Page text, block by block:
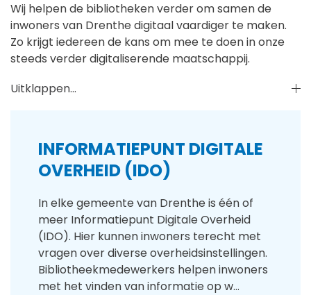
Wij helpen de bibliotheken verder om samen de
inwoners van Drenthe digitaal vaardiger te maken.
Zo krijgt iedereen de kans om mee te doen in onze
steeds verder digitaliserende maatschappij.
Uitklappen...
INFORMATIEPUNT DIGITALE
OVERHEID (IDO)
In elke gemeente van Drenthe is één of
meer Informatiepunt Digitale Overheid
(IDO). Hier kunnen inwoners terecht met
vragen over diverse overheidsinstellingen.
Bibliotheekmedewerkers helpen inwoners
met het vinden van informatie op w…